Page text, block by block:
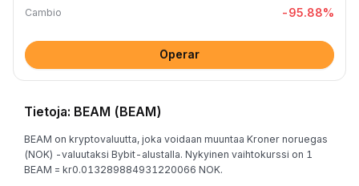
Cambio -95.88%
Operar
Tietoja: BEAM (BEAM)
BEAM on kryptovaluutta, joka voidaan muuntaa Kroner noruegas
(NOK) -valuutaksi Bybit-alustalla. Nykyinen vaihtokurssi on 1
BEAM = kr0.013289884931220066 NOK.